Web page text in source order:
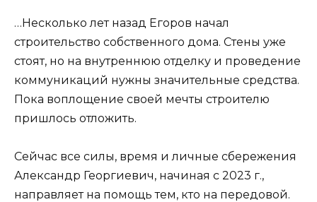
…Несколько лет назад Егоров начал
строительство собственного дома. Стены уже
стоят, но на внутреннюю отделку и проведение
коммуникаций нужны значительные средства.
Пока воплощение своей мечты строителю
пришлось отложить.
Сейчас все силы, время и личные сбережения
Александр Георгиевич, начиная с 2023 г.,
направляет на помощь тем, кто на передовой.